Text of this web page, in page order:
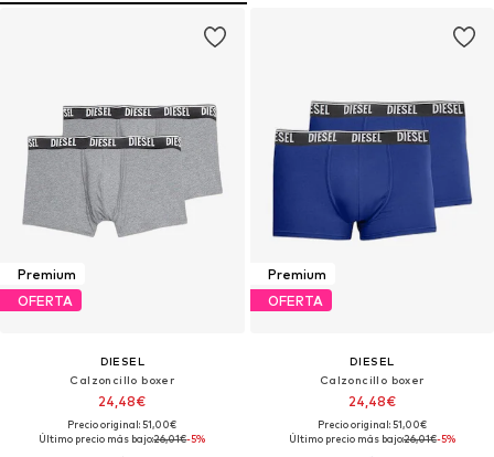
Premium
OFERTA
DIESEL
Calzoncillo boxer
24,48€
Precio original: 51,00€
Último precio más bajo:26,01€-5%
Premium
OFERTA
DIESEL
Calzoncillo boxer
24,48€
Precio original: 51,00€
Último precio más bajo:26,01€-5%